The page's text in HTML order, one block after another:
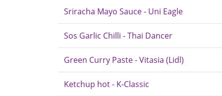
Sriracha Mayo Sauce - Uni Eagle
Sos Garlic Chilli - Thai Dancer
Green Curry Paste - Vitasia (Lidl)
Ketchup hot - K-Classic